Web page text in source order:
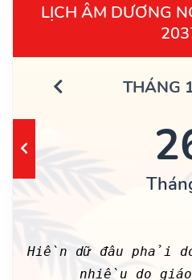
LỊCH ÂM DƯƠNG
THÁNG
Hiền dữ đâu phải
nhiều do giáo